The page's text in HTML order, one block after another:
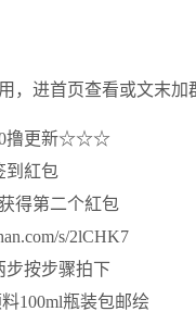
，进首页查看或文末加
撸更新☆☆☆
到紅包
得第二个紅包
s/2lCHK7
步按步骤拍下
100ml瓶装包邮绘